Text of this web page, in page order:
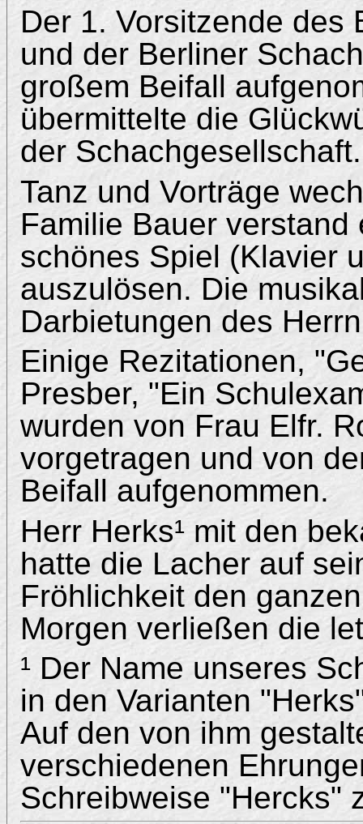
Der 1. Vorsitzende des
und der Berliner
großem Beifall
übermittelte die
der Schachgesellschaft.
Tanz und Vorträge
Familie Bauer
schönes Spiel (Klavier
auszulösen. Die
Darbietungen des
Einige Rezitationen,
Presber, "Ein
wurden von Frau Elfr.
vorgetragen und von
Beifall aufgenommen.
Herr Herks¹ mit den
hatte die Lacher auf
Fröhlichkeit den
Morgen verließen die
¹ Der Name unseres
in den Varianten
Auf den von ihm
verschiedenen
Schreibweise "Hercks"